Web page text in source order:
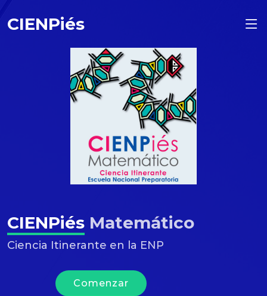
CIENPiés
CIENPiés Matemático
Ciencia Itinerante en la ENP
Comenzar